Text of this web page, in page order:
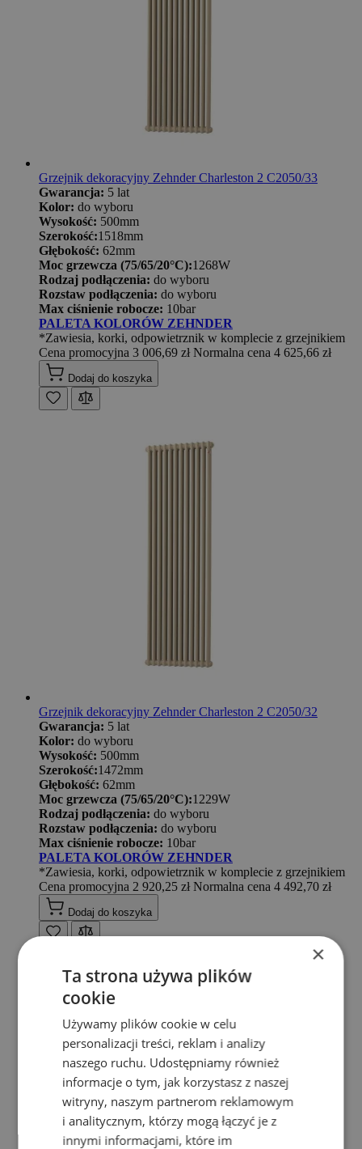
Grzejnik dekoracyjny Zehnder Charleston 2 C2050/33
Gwarancja: 5 lat
Kolor: do wyboru
Wysokość: 500mm
Szerokość:1518mm
Głębokość: 62mm
Moc grzewcza (75/65/20°C):1268W
Rodzaj podłączenia: do wyboru
Rozstaw podłączenia: do wyboru
Max ciśnienie robocze: 10bar
PALETA KOLORÓW ZEHNDER
*Zawiesia, korki, odpowietrznik w komplecie z grzejnikiem
Cena promocyjna 3 006,69 zł Normalna cena 4 625,66 zł
Dodaj do koszyka
Grzejnik dekoracyjny Zehnder Charleston 2 C2050/32
Gwarancja: 5 lat
Kolor: do wyboru
Wysokość: 500mm
Szerokość:1472mm
Głębokość: 62mm
Moc grzewcza (75/65/20°C):1229W
Rodzaj podłączenia: do wyboru
Rozstaw podłączenia: do wyboru
Max ciśnienie robocze: 10bar
PALETA KOLORÓW ZEHNDER
*Zawiesia, korki, odpowietrznik w komplecie z grzejnikiem
Cena promocyjna 2 920,25 zł Normalna cena 4 492,70 zł
Dodaj do koszyka
×
Ta strona używa plików
cookie
Używamy plików cookie w celu
personalizacji treści, reklam i analizy
naszego ruchu. Udostępniamy również
informacje o tym, jak korzystasz z naszej
witryny, naszym partnerom reklamowym
i analitycznym, którzy mogą łączyć je z
innymi informacjami, które im